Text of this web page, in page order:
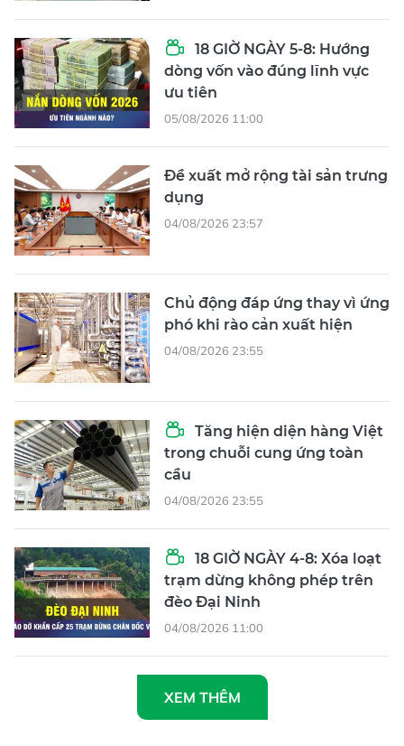
18 GIỜ NGÀY 5-8: Hướng
dòng vốn vào đúng lĩnh vực
ưu tiên
05/08/2026 11:00
Đề xuất mở rộng tài sản trưng
dụng
04/08/2026 23:57
Chủ động đáp ứng thay vì ứng
phó khi rào cản xuất hiện
04/08/2026 23:55
Tăng hiện diện hàng Việt
trong chuỗi cung ứng toàn
cầu
04/08/2026 23:55
18 GIỜ NGÀY 4-8: Xóa loạt
trạm dừng không phép trên
đèo Đại Ninh
04/08/2026 11:00
XEM THÊM